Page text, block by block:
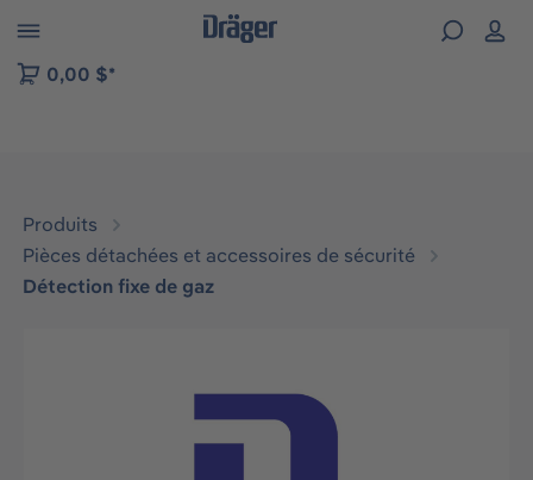
to B2B platform navigation
0,00 $*
Produits
Pièces détachées et accessoires de sécurité
Détection fixe de gaz
Ignorer la galerie d'images